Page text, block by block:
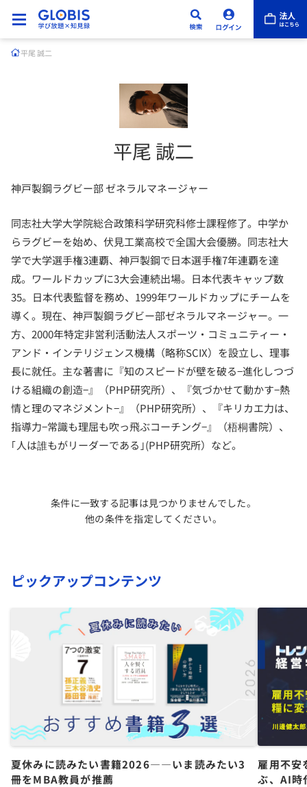
平尾 誠二
平尾 誠二
神戸製鋼ラグビー部 ゼネラルマネージャー
同志社大学大学院総合政策科学研究科修士課程修了。中学か
らラグビーを始め、伏見工業高校で全国大会優勝。同志社大
学で大学選手権3連覇、神戸製鋼で日本選手権7年連覇を達
成。ワールドカップに3大会連続出場。日本代表キャップ数
35。日本代表監督を務め、1999年ワールドカップにチームを
導く。現在、神戸製鋼ラグビー部ゼネラルマネージャー。一
方、2000年特定非営利活動法人スポーツ・コミュニティー・
アンド・インテリジェンス機構（略称SCIX）を設立し、理事
長に就任。主な著書に『知のスピードが壁を破る−進化しつづ
ける組織の創造−』（PHP研究所）、『気づかせて動かす−熱
情と理のマネジメント−』（PHP研究所）、『キリカエ力は、
指導力−常識も理屈も吹っ飛ぶコーチング−』（梧桐書院）、
｢人は誰もがリーダーである｣(PHP研究所）など。
条件に一致する記事は見つかりませんでした。
他の条件を指定してください。
ピックアップコンテンツ
夏休みに読みたい書籍2026――いま読みたい3
冊をMBA教員が推薦
雇用不
ぶ、AI時